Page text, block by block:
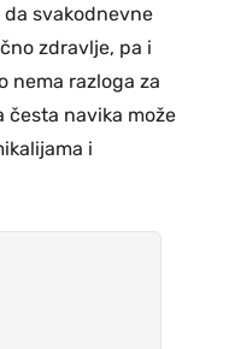
da svakodnevne
zdravlje, pa i
nema razloga za
česta navika može
i